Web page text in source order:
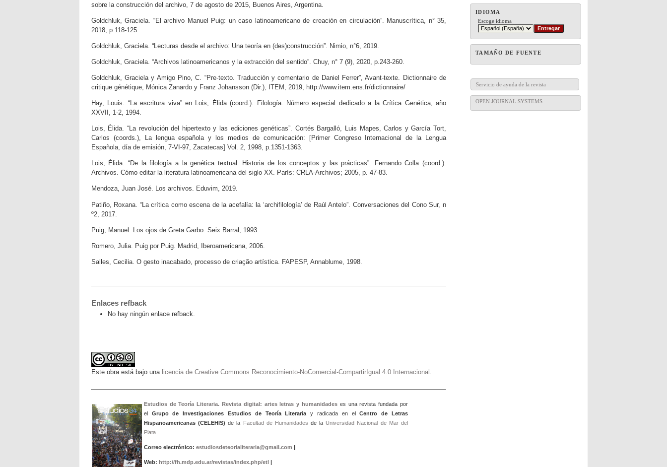
IDIOMA
Escoge idioma
TAMAÑO DE FUENTE
Servicio de ayuda de la revista
OPEN JOURNAL SYSTEMS
sobre la construcción del archivo, 7 de agosto de 2015, Buenos Aires, Argentina.
Goldchluk, Graciela. “El archivo Manuel Puig: un caso latinoamericano de creación en circulación”. Manuscrítica, n° 35,
2018, p.118-125.
Goldchluk, Graciela. “Lecturas desde el archivo: Una teoría en (des)construcción”. Nimio, n°6, 2019.
Goldchluk, Graciela. “Archivos latinoamericanos y la extracción del sentido”. Chuy, n° 7 (9), 2020, p.243-260.
Goldchluk, Graciela y Amigo Pino, C. “Pre-texto. Traducción y comentario de Daniel Ferrer”, Avant-texte. Dictionnaire de
critique génétique, Mónica Zanardo y Franz Johansson (Dir.), ITEM, 2019, http://www.item.ens.fr/dictionnaire/
Hay, Louis. “La escritura viva” en Lois, Élida (coord.). Filología. Número especial dedicado a la Crítica Genética, año
XXVII, 1-2, 1994.
Lois, Élida. “La revolución del hipertexto y las ediciones genéticas”. Cortés Bargalló, Luis Mapes, Carlos y García Tort,
Carlos (coords.), La lengua española y los medios de comunicación: [Primer Congreso Internacional de la Lengua
Española, día de emisión, 7-VI-97, Zacatecas] Vol. 2, 1998, p.1351-1363.
Lois, Élida. “De la filología a la genética textual. Historia de los conceptos y las prácticas”. Fernando Colla (coord.).
Archivos. Cómo editar la literatura latinoamericana del siglo XX. París: CRLA-Archivos; 2005, p. 47-83.
Mendoza, Juan José. Los archivos. Eduvim, 2019.
Patiño, Roxana. “La crítica como escena de la acefalía: la ‘archifilología’ de Raúl Antelo”. Conversaciones del Cono Sur, n
º2, 2017.
Puig, Manuel. Los ojos de Greta Garbo. Seix Barral, 1993.
Romero, Julia. Puig por Puig. Madrid, Iberoamericana, 2006.
Salles, Cecilia. O gesto inacabado, processo de criação artística. FAPESP, Annablume, 1998.
Enlaces refback
No hay ningún enlace refback.
Este obra está bajo una licencia de Creative Commons Reconocimiento-NoComercial-CompartirIgual 4.0 Internacional
Estudios de Teoría Literaria. Revista digital: artes letras y humanidadeses una revista fundada por
el Grupo de Investigaciones Estudios de Teoría Literariay radicada en elCentro de Letras
Hispanoamericanas (CELEHIS) de la Facultad de Humanidades de la Universidad Nacional de Mar del
Plata.
Correo electrónico: estudiosdeteorialiteraria@gmail.com |
Web: http://fh.mdp.edu.ar/revistas/index.php/etl|